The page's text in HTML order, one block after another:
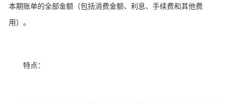
本期账单的全部金额（包括消费金额、利息、手续费和其他费
用）。
特点：